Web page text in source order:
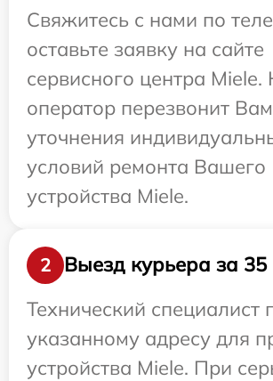
Свяжитесь с нами по
оставьте заявку на сайте
сервисного центра
оператор перезвонит
уточнения
условий ремонта Вашего
устройства Miele.
2
Выезд курьера за 35
Технический специалист
указанному адресу для
устройства Miele. При